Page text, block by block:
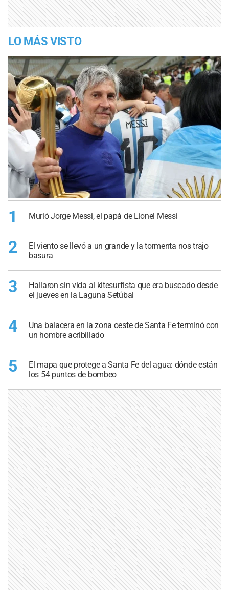
LO MÁS VISTO
1 Murió Jorge Messi, el papá de Lionel Messi
2
El viento se llevó a un grande y la tormenta nos trajo
basura
3
Hallaron sin vida al kitesurfista que era buscado desde
el jueves en la Laguna Setúbal
4
Una balacera en la zona oeste de Santa Fe terminó con
un hombre acribillado
5
El mapa que protege a Santa Fe del agua: dónde están
los 54 puntos de bombeo